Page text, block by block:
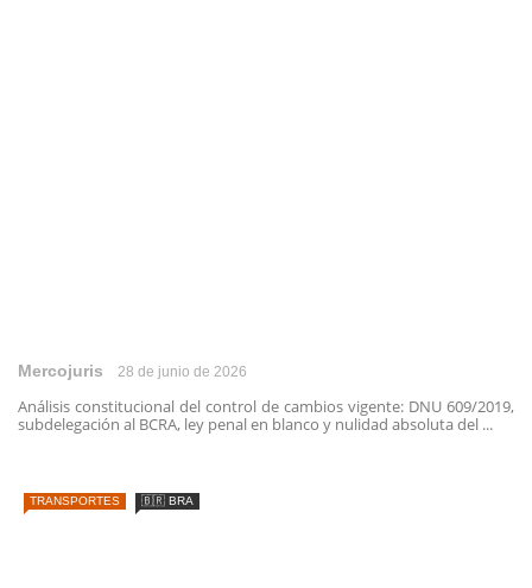
Mercojuris 28 de junio de 2026
Análisis constitucional del control de cambios vigente: DNU 609/2019,
subdelegación al BCRA, ley penal en blanco y nulidad absoluta del ...
TRANSPORTES 🇧🇷 BRA